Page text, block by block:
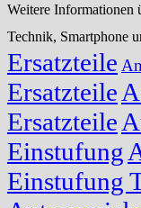
Weitere Informationen
Technik, Smartphone
Ersatzteile
Ersatzteile
Ersatzteile
Einstufung
Einstufung